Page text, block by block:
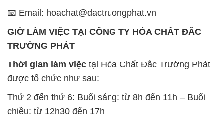
📧 Email: hoachat@dactruongphat.vn
GIỜ LÀM VIỆC TẠI CÔNG TY HÓA CHẤT ĐẮC
TRƯỜNG PHÁT
Thời gian làm việc tại Hóa Chất Đắc Trường Phát
được tổ chức như sau:
Thứ 2 đến thứ 6: Buổi sáng: từ 8h đến 11h – Buổi
chiều: từ 12h30 đến 17h